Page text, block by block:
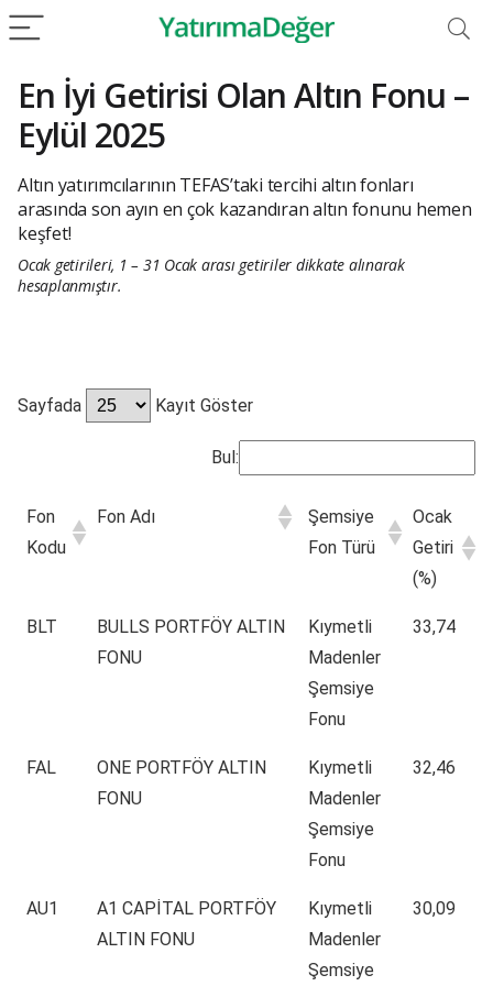
En İyi Getirisi Olan Altın Fonu –
Eylül 2025
Altın yatırımcılarının TEFAS’taki tercihi altın fonları
arasında son ayın en çok kazandıran altın fonunu hemen
keşfet!
Ocak getirileri, 1 – 31 Ocak arası getiriler dikkate alınarak
hesaplanmıştır.
Sayfada Kayıt Göster
Bul:
Fon
Kodu
Fon Adı
Şemsiye
Fon Türü
Ocak
Getiri
(%)
BLT
BULLS PORTFÖY ALTIN
FONU
Kıymetli
Madenler
Şemsiye
Fonu
33,74
FAL
ONE PORTFÖY ALTIN
FONU
Kıymetli
Madenler
Şemsiye
Fonu
32,46
AU1
A1 CAPİTAL PORTFÖY
ALTIN FONU
Kıymetli
Madenler
Şemsiye
30,09